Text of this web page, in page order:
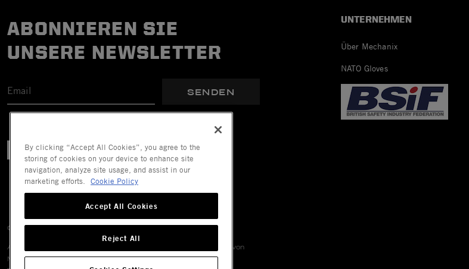
ABONNIEREN SIE
UNSERE NEWSLETTER
SENDEN
UNTERNEHMEN
Über Mechanix
NATO Gloves
© 2026 Mechanix Wear LLC. Alle Rechte vorbehalten.
Alle Marken sind eingetragene oder nicht eingetragene Marken von
Mechanix Wear LLC, deren verbundenen Unternehmen oder
By clicking “Accept All Cookies”, you agree to the
storing of cookies on your device to enhance site
navigation, analyze site usage, and assist in our
marketing efforts.
Cookie Policy
Accept All Cookies
Reject All